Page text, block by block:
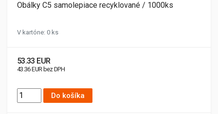
Obálky C5 samolepiace recyklované / 1000ks
V kartóne: 0 ks
53.33 EUR
43.36 EUR bez DPH
Do košíka